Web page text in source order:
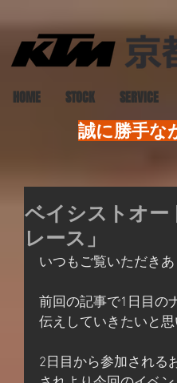
HOME STOCK SERVICE
誠に勝手な
ベイシストオ
レース」
いつもご覧いただき
前回の記事で1日目の
伝えしていきたいと思
2日目から参加される